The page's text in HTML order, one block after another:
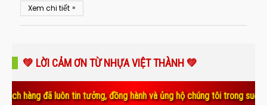
Xem chi tiết »
💚 LỜI CẢM ƠN TỪ NHỰA VIỆT THÀNH 💚
tin tưởng, đồng hành và ủng hộ chúng tôi trong suốt thời gian